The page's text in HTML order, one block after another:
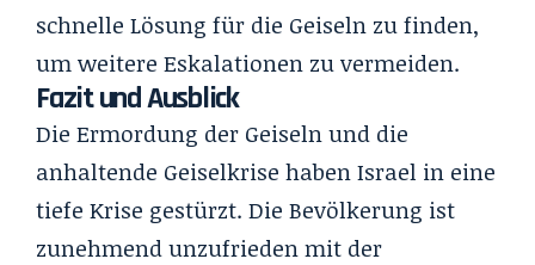
schnelle Lösung für die Geiseln zu finden,
um weitere Eskalationen zu vermeiden.
Fazit und Ausblick
Die Ermordung der Geiseln und die
anhaltende Geiselkrise haben Israel in eine
tiefe Krise gestürzt. Die Bevölkerung ist
zunehmend unzufrieden mit der